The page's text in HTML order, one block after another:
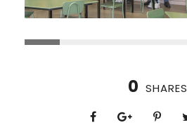
0 SHARES